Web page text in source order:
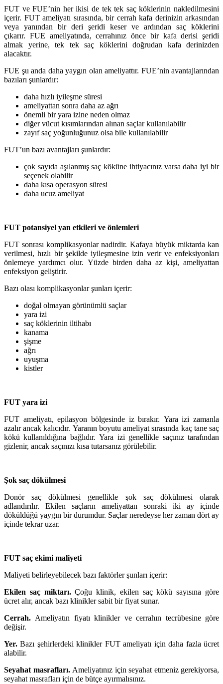
FUT ve FUE’nin her ikisi de tek tek saç köklerinin nakledilmesini
içerir. FUT ameliyatı sırasında, bir cerrah kafa derinizin arkasından
veya yanından bir deri şeridi keser ve ardından saç köklerini
çıkarır. FUE ameliyatında, cerrahınız önce bir kafa derisi şeridi
almak yerine, tek tek saç köklerini doğrudan kafa derinizden
alacaktır.
FUE şu anda daha yaygın olan ameliyattır. FUE’nin avantajlarından
bazıları şunlardır:
daha hızlı iyileşme süresi
ameliyattan sonra daha az ağrı
önemli bir yara izine neden olmaz
diğer vücut kısımlarından alınan saçlar kullanılabilir
zayıf saç yoğunluğunuz olsa bile kullanılabilir
FUT’un bazı avantajları şunlardır:
çok sayıda aşılanmış saç köküne ihtiyacınız varsa daha iyi bir
seçenek olabilir
daha kısa operasyon süresi
daha ucuz ameliyat
FUT potansiyel yan etkileri ve önlemleri
FUT sonrası komplikasyonlar nadirdir. Kafaya büyük miktarda kan
verilmesi, hızlı bir şekilde iyileşmesine izin verir ve enfeksiyonları
önlemeye yardımcı olur. Yüzde birden daha az kişi, ameliyattan
enfeksiyon geliştirir.
Bazı olası komplikasyonlar şunları içerir:
doğal olmayan görünümlü saçlar
yara izi
saç köklerinin iltihabı
kanama
şişme
ağrı
uyuşma
kistler
FUT yara izi
FUT ameliyatı, epilasyon bölgesinde iz bırakır. Yara izi zamanla
azalır ancak kalıcıdır. Yaranın boyutu ameliyat sırasında kaç tane saç
kökü kullanıldığına bağlıdır. Yara izi genellikle saçınız tarafından
gizlenir, ancak saçınızı kısa tutarsanız görülebilir.
Şok saç dökülmesi
Donör saç dökülmesi genellikle şok saç dökülmesi olarak
adlandırılır. Ekilen saçların ameliyattan sonraki iki ay içinde
döküldüğü yaygın bir durumdur. Saçlar neredeyse her zaman dört ay
içinde tekrar uzar.
FUT saç ekimi maliyeti
Maliyeti belirleyebilecek bazı faktörler şunları içerir:
Ekilen saç miktarı.Çoğu klinik, ekilen saç kökü sayısına göre
ücret alır, ancak bazı klinikler sabit bir fiyat sunar.
Cerrah. Ameliyatın fiyatı klinikler ve cerrahın tecrübesine göre
değişir.
Yer.Bazı şehirlerdeki klinikler FUT ameliyatı için daha fazla ücret
alabilir.
Seyahat masrafları. Ameliyatınız için seyahat etmeniz gerekiyorsa,
seyahat masrafları için de bütçe ayırmalısınız.